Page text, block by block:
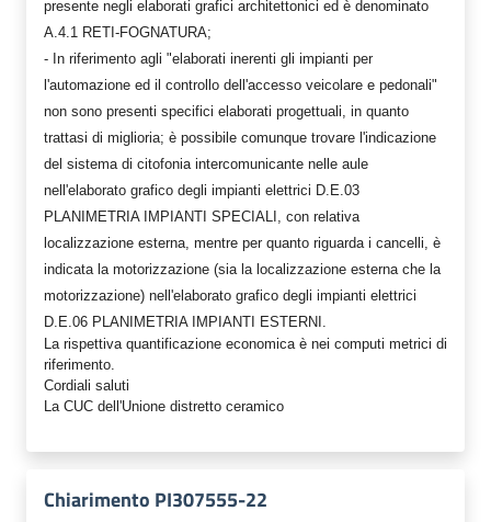
presente negli elaborati grafici architettonici ed è denominato
A.4.1 RETI-FOGNATURA;
- In riferimento agli "elaborati inerenti gli impianti per
l'automazione ed il controllo dell'accesso veicolare e pedonali"
non sono presenti specifici elaborati progettuali, in quanto
trattasi di miglioria; è possibile comunque trovare l'indicazione
del sistema di citofonia intercomunicante nelle aule
nell'elaborato grafico degli impianti elettrici D.E.03
PLANIMETRIA IMPIANTI SPECIALI, con relativa
localizzazione esterna, mentre per quanto riguarda i cancelli, è
indicata la motorizzazione (sia la localizzazione esterna che la
motorizzazione) nell'elaborato grafico degli impianti elettrici
D.E.06 PLANIMETRIA IMPIANTI ESTERNI.
La rispettiva quantificazione economica è nei computi metrici di
riferimento.
Cordiali saluti
La CUC dell'Unione distretto ceramico
Chiarimento PI307555-22